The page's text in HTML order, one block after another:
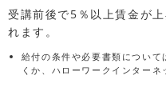
受講前後で5％以上賃金が
れます。
給付の条件や必要書類につい
くか、ハローワークインターネ